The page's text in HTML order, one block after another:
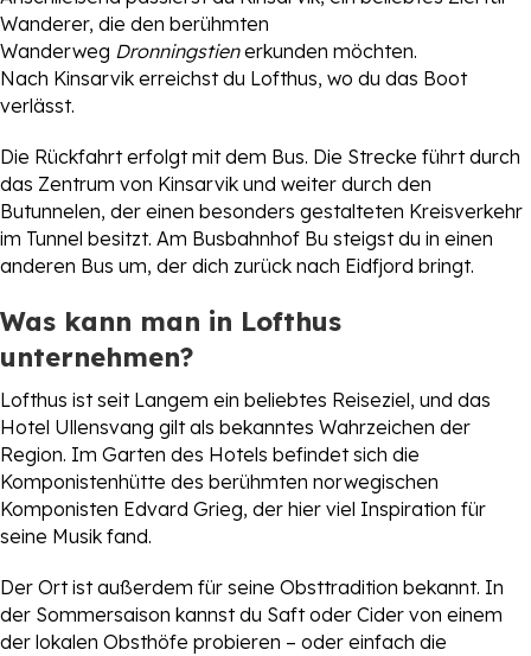
Wanderer, die den berühmten
Wanderweg Dronningstienerkunden möchten.
Nach Kinsarvik erreichst du Lofthus, wo du das Boot
verlässt.
Die Rückfahrt erfolgt mit dem Bus. Die Strecke führt durch
das Zentrum von Kinsarvik und weiter durch den
Butunnelen, der einen besonders gestalteten Kreisverkehr
im Tunnel besitzt. Am Busbahnhof Bu steigst du in einen
anderen Bus um, der dich zurück nach Eidfjord bringt.
Was kann man in Lofthus
unternehmen?
Lofthus ist seit Langem ein beliebtes Reiseziel, und das
Hotel Ullensvang gilt als bekanntes Wahrzeichen der
Region. Im Garten des Hotels befindet sich die
Komponistenhütte des berühmten norwegischen
Komponisten Edvard Grieg, der hier viel Inspiration für
seine Musik fand.
Der Ort ist außerdem für seine Obsttradition bekannt. In
der Sommersaison kannst du Saft oder Cider von einem
der lokalen Obsthöfe probieren – oder einfach die